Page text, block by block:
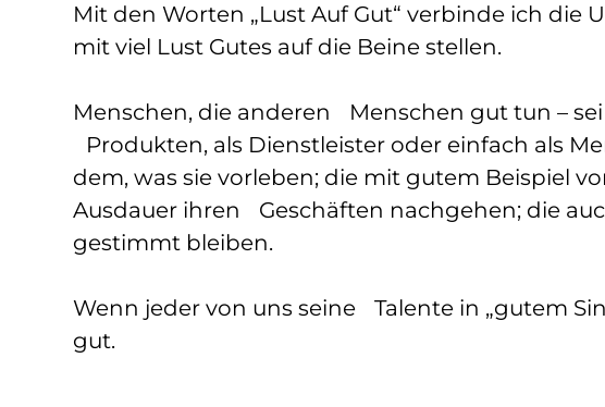
Mit den Worten „Lust Auf Gut“ verbinde ich die
mit viel Lust Gutes auf die Beine stellen.
Menschen, die anderen Menschen gut tun –
Produkten, als Dienstleister oder einfach als
dem, was sie vorleben; die mit gutem Beispiel
Ausdauer ihren Geschäften nachgehen; die
gestimmt bleiben.
Wenn jeder von uns seine Talente in „gutem
gut.